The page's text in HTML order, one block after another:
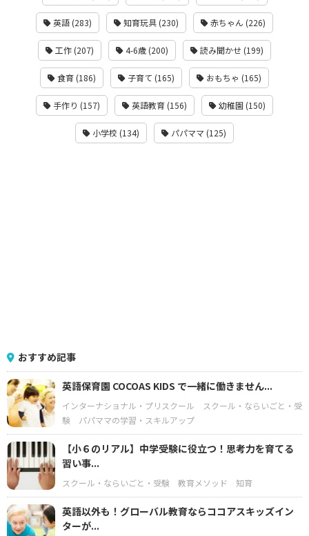
英語 (283) 知育玩具 (230) 赤ちゃん (226)
工作 (207) 4-6歳 (200) 読み聞かせ (199)
食育 (186) 子育て (165) おもちゃ (165)
手作り (157) 英語教育 (156) 幼稚園 (150)
小学校 (134) パパママ (125)
おすすめ記事
英語保育園 COCOAS KIDS で一緒に働きません...
インターナショナル・プリスクール
スクール・ならいごと・受
験
パパママの学習・スキルアップ
【小６のリアル】中学受験に役立つ！思考力を育てる
習い事...
スクール・ならいごと・受験 教育メソッド 知育
英語以外も！グローバル教育ならココアスキッズイン
ターが...